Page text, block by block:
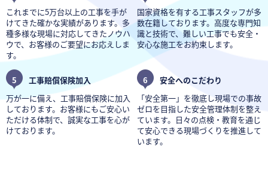
これまでに5万台以上の工事を手が
けてきた確かな実績があります。多
種多様な現場に対応してきたノウハ
ウで、お客様のご要望にお応えしま
す。
国家資格を有する工事スタッフが多
数在籍しております。高度な専門知
識と技術で、難しい工事でも安全・
安心な施工をお約束します。
5
工事賠償保険加入
万が一に備え、工事賠償保険に加入
しております。お客様にもご安心い
ただける体制で、誠実な工事を心が
けております。
6
安全へのこだわり
「安全第一」を徹底し現場での事故
ゼロを目指した安全管理体制を整え
ています。日々の点検・教育を通じ
て安心できる現場づくりを推進して
います。